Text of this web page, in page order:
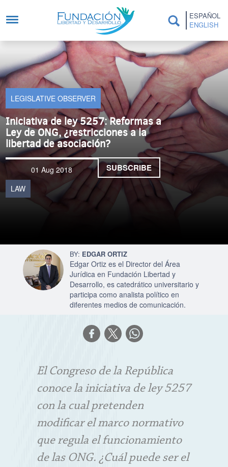
ESPAÑOL
ENGLISH
LEGISLATIVE OBSERVER
Iniciativa de ley 5257: Reformas a
Ley de ONG, ¿restricciones a la
libertad de asociación?
01 Aug 2018
LAW
SUBSCRIBE
EDGAR ORTIZ
Edgar Ortiz es el Director del Área
Jurídica en Fundación Libertad y
Desarrollo, es catedrático universitario y
participa como analista político en
diferentes medios de comunicación.
El Congreso de la República
conoce la iniciativa de ley 5257
con la cual pretenden
modificar el marco normativo
que regula el funcionamiento
de las ONG. ¿Cuál puede ser el